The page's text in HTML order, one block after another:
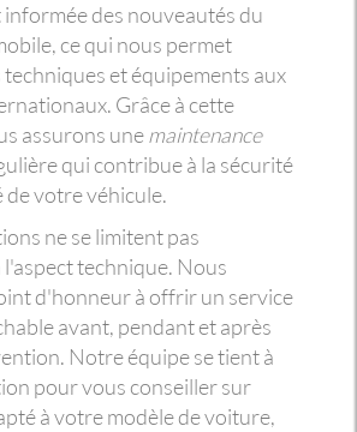
des nouveautés du
ce qui nous permet
et équipements aux
Grâce à cette
assurons unemaintenance
qui contribue à la sécurité
de votre véhicule.
ne se limitent pas
technique. Nous
d'honneur à offrir un service
avant, pendant et après
Notre équipe se tient à
pour vous conseiller sur
à votre modèle de voiture,